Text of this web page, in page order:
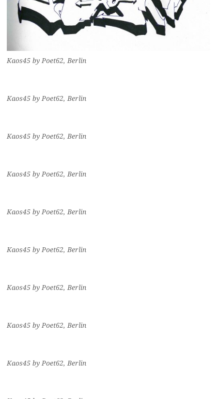
Kaos45 by Poet62, Berlin
Kaos45 by Poet62, Berlin
Kaos45 by Poet62, Berlin
Kaos45 by Poet62, Berlin
Kaos45 by Poet62, Berlin
Kaos45 by Poet62, Berlin
Kaos45 by Poet62, Berlin
Kaos45 by Poet62, Berlin
Kaos45 by Poet62, Berlin